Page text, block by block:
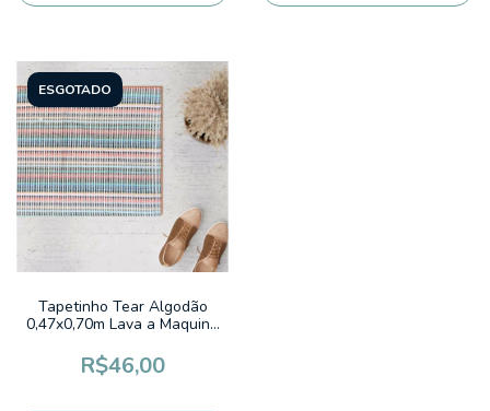
ESGOTADO
Tapetinho Tear Algodão
0,47x0,70m Lava a Maquina
Colorido Pixel Cru
R$46,00